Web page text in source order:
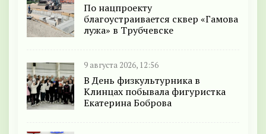
По нацпроекту
благоустраивается сквер «Гамова
лужа» в Трубчевске
9 августа 2026, 12:56
В День физкультурника в
Клинцах побывала фигуристка
Екатерина Боброва